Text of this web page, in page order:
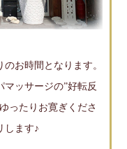
お時間となります。
ッサージの”好転反
ったりお寛ぎくださ
します♪